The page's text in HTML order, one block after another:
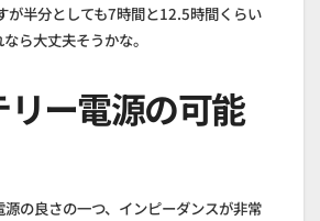
が半分としても7時間と12.5時間くらい
ら大丈夫そうかな。
ー電源の可能
源の良さの一つ、インピーダンスが非常